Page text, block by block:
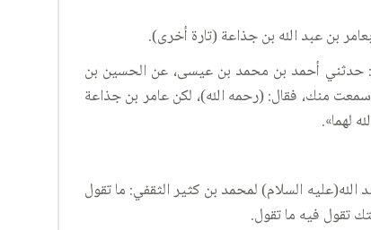
بن عبد الله بن جذاعة (تارة أخرى).
وبعضها ذامة، أما الذامة فقد رواها في (٢٧١): «علي بن محمد، قال: حدثني أحمد بن محمد بن عيسى، عن الحسين بن
منك، فقال: (رحمه الله)، لكن عامر بن جذاعة
لهما».
السلام) لمحمد بن كثير الثقفي: ما تقول
تقول فيه ما تقول.